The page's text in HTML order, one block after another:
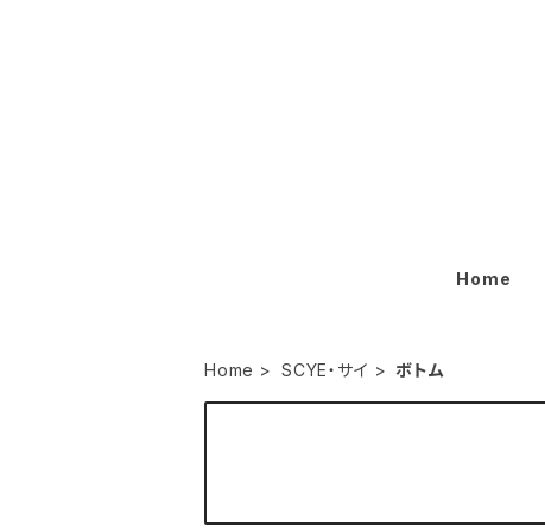
Home
Home SCYE・サイ ボトム